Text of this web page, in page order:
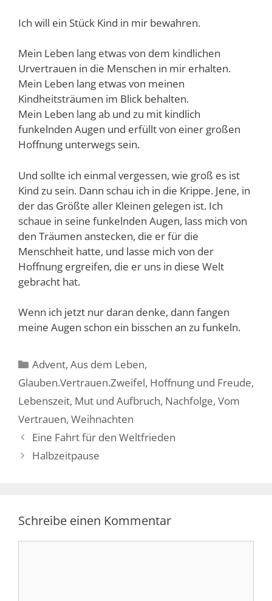
Ich will ein Stück Kind in mir bewahren.
Mein Leben lang etwas von dem kindlichen
Urvertrauen in die Menschen in mir erhalten.
Mein Leben lang etwas von meinen
Kindheitsträumen im Blick behalten.
Mein Leben lang ab und zu mit kindlich
funkelnden Augen und erfüllt von einer großen
Hoffnung unterwegs sein.
Und sollte ich einmal vergessen, wie groß es ist
Kind zu sein. Dann schau ich in die Krippe. Jene, in
der das Größte aller Kleinen gelegen ist. Ich
schaue in seine funkelnden Augen, lass mich von
den Träumen anstecken, die er für die
Menschheit hatte, und lasse mich von der
Hoffnung ergreifen, die er uns in diese Welt
gebracht hat.
Wenn ich jetzt nur daran denke, dann fangen
meine Augen schon ein bisschen an zu funkeln.
Kategorien
Advent,Aus dem Leben,
Glauben.Vertrauen.Zweifel, Hoffnung und Freude,
Lebenszeit, Mut und Aufbruch, Nachfolge, Vom
Vertrauen, Weihnachten
Eine Fahrt für den Weltfrieden
Halbzeitpause
Schreibe einen Kommentar